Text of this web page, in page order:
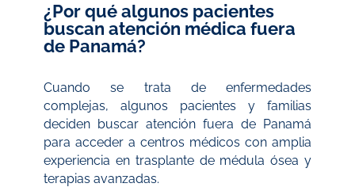
¿Por qué algunos pacientes
buscan atención médica fuera
de Panamá?
Cuando se trata de enfermedades
complejas, algunos pacientes y familias
deciden buscar atención fuera de Panamá
para acceder a centros médicos con amplia
experiencia en trasplante de médula ósea y
terapias avanzadas.